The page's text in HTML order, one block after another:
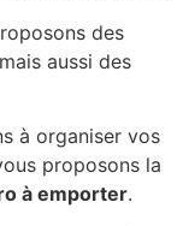
des
mais aussi des
à organiser vos
proposons la
à emporter.